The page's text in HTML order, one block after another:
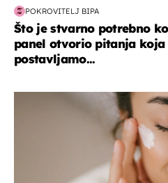
POKROVITELJ BIPA
Što je stvarno potrebno
panel otvorio pitanja koja
postavljamo...
moda & ljepota